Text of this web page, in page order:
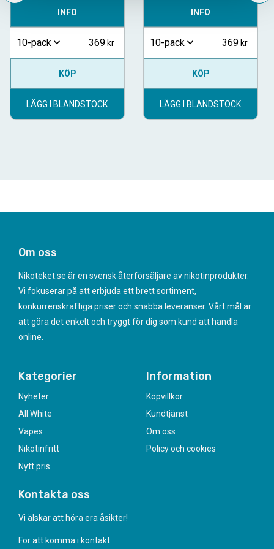
INFO
10-pack 369
KÖP
LÄGG I BLANDSTOCK
INFO
10-pack 369
KÖP
LÄGG I BLANDSTOCK
Om oss
Nikoteket.se är en svensk återförsäljare av nikotinprodukter.
Vi fokuserar på att erbjuda ett brett sortiment,
konkurrenskraftiga priser och snabba leveranser. Vårt mål är
att göra det enkelt och tryggt för dig som kund att handla
online.
Kategorier
Nyheter
All White
Vapes
Nikotinfritt
Nytt pris
Information
Köpvillkor
Kundtjänst
Om oss
Policy och cookies
Kontakta oss
Vi älskar att höra era åsikter!
För att komma i kontakt